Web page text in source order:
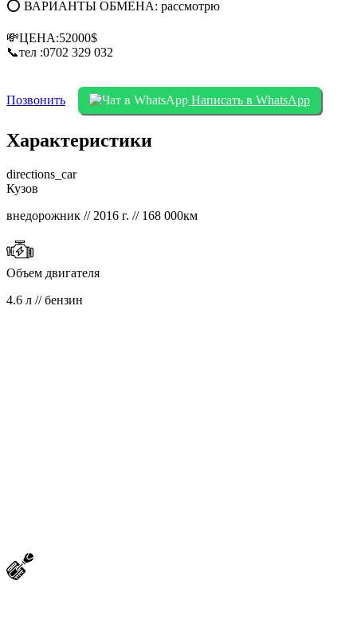
⭕ ВАРИАНТЫ ОБМЕНА: рассмотрю
💸ЦЕНА:52000$
📞тел :0702 329 032
Позвонить Написать в WhatsApp
Характеристики
directions_car
Кузов
внедорожник // 2016 г. // 168 000км
Объем двигателя
4.6 л // бензин